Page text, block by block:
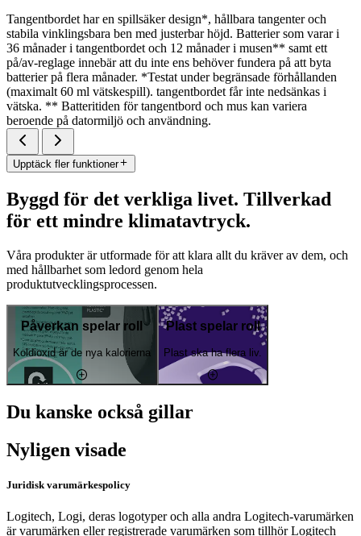
Tangentbordet har en spillsäker design*, hållbara tangenter och
stabila vinklingsbara ben med justerbar höjd. Batterier som varar i
36 månader i tangentbordet och 12 månader i musen** samt ett
på/av-reglage innebär att du inte ens behöver fundera på att byta
batterier på flera månader. *Testat under begränsade förhållanden
(maximalt 60 ml vätskespill). tangentbordet får inte nedsänkas i
vätska. ** Batteritiden för tangentbord och mus kan variera
beroende på datormiljö och användning.
Upptäck fler funktioner
Byggd för det verkliga livet. Tillverkad
för ett mindre klimatavtryck.
Våra produkter är utformade för att klara allt du kräver av dem, och
med hållbarhet som ledord genom hela
produktutvecklingsprocessen.
Påverkan spelar roll
Koldioxid är de nya kalorierna
Plast spelar roll
Plast ska ha flera liv.
Du kanske också gillar
Nyligen visade
Juridisk varumärkespolicy
Logitech, Logi, deras logotyper och alla andra Logitech-varumärken
är varumärken eller registrerade varumärken som tillhör Logitech